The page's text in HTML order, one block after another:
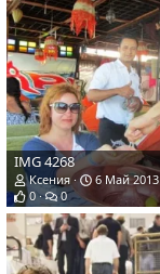
IMG 4268
Ксения
6 Май 2013
0
0